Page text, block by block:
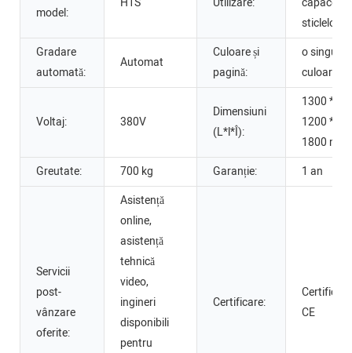
model:
sticlelor
Gradare
automată:
Automat
Culoare și
pagină:
o singură
culoare
Voltaj: 380V
Dimensiuni
(L*l*Î):
1300 *
1200 *
1800 mm
Greutate:
700 kg Garanție: 1 an
Servicii
post-
vânzare
oferite:
Asistență
online,
asistență
tehnică
video,
ingineri
disponibili
pentru
Certificare:
Certificat
CE